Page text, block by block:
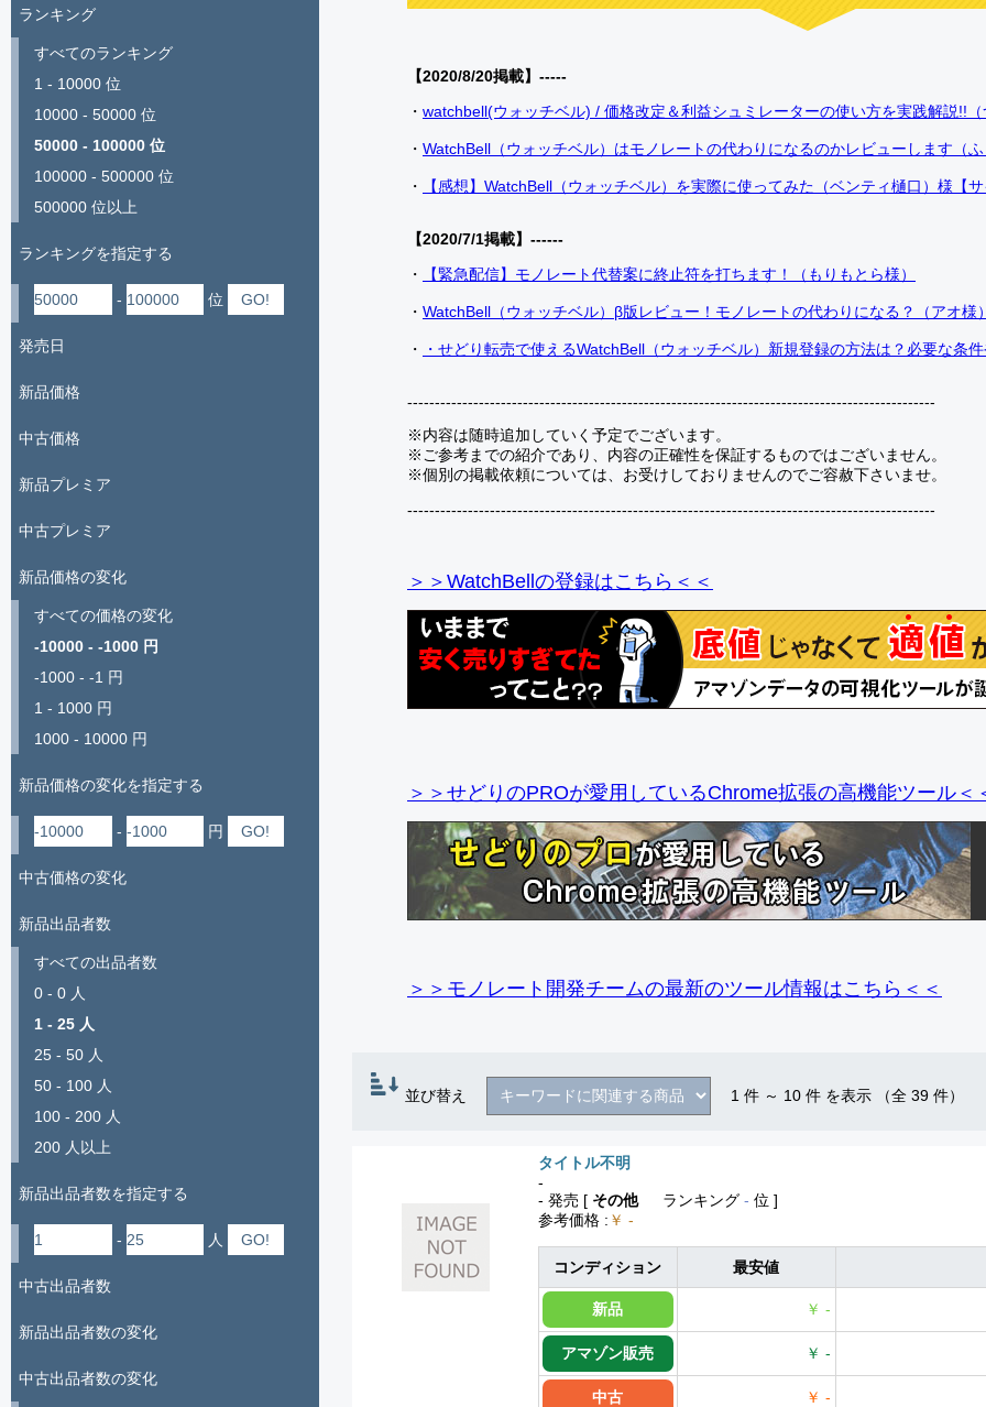
【2020/8/20掲載】-----
・ watchbell(ウォッチベル) / 価格改定＆利益シュミレーターの使い方を実践解説!!
・ WatchBell（ウォッチベル）はモノレートの代わりになるのかレビューします（
・ 【感想】WatchBell（ウォッチベル）を実際に使ってみた（ベンティ樋口）様【
【2020/7/1掲載】------
・
【緊急配信】モノレート代替案に終止符を打ちます！（もりもとら様）
・ WatchBell（ウォッチベル）β版レビュー！モノレートの代わりになる？（アオ様
・ ・せどり転売で使えるWatchBell（ウォッチベル）新規登録の方法は？必要な条
------------------------------------------------------------------------------------------------
※内容は随時追加していく予定でございます。
※ご参考までの紹介であり、内容の正確性を保証するものではございません。
※個別の掲載依頼については、お受けしておりませんのでご容赦下さいませ。
------------------------------------------------------------------------------------------------
＞＞WatchBellの登録はこちら＜＜
＞＞せどりのPROが愛用しているChrome拡張の高機能ツール＜
＞＞モノレート開発チームの最新のツール情報はこちら＜＜
並び替え 1 件 ～ 10 件 を表示 （全 39 件）
タイトル不明
-
- 発売 [ その他 ランキング - 位 ]
参考価格 : ￥ -
コンディション 最安値
新品 ￥ -
アマゾン販売 ￥ -
中古 ￥ -
ランキング
すべてのランキング
1 - 10000 位
10000 - 50000 位
50000 - 100000 位
100000 - 500000 位
500000 位以上
ランキングを指定する
- 位
発売日
新品価格
中古価格
新品プレミア
中古プレミア
新品価格の変化
すべての価格の変化
-10000 - -1000 円
-1000 - -1 円
1 - 1000 円
1000 - 10000 円
新品価格の変化を指定する
- 円
中古価格の変化
新品出品者数
すべての出品者数
0 - 0 人
1 - 25 人
25 - 50 人
50 - 100 人
100 - 200 人
200 人以上
新品出品者数を指定する
- 人
中古出品者数
新品出品者数の変化
中古出品者数の変化